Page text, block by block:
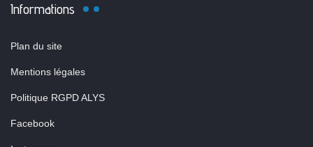
Informations
Plan du site
Mentions légales
Politique RGPD ALYS
Facebook